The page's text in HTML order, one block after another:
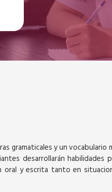
gramaticales y un vocabulario
desarrollarán habilidades
oral y escrita tanto en
SEPTIEMBRE